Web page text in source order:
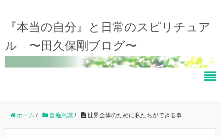
『本当の自分』と日常のスピリチュア
ル 〜田久保剛ブログ〜
ホーム / 普遍意識 / 世界全体のために私たちができる事